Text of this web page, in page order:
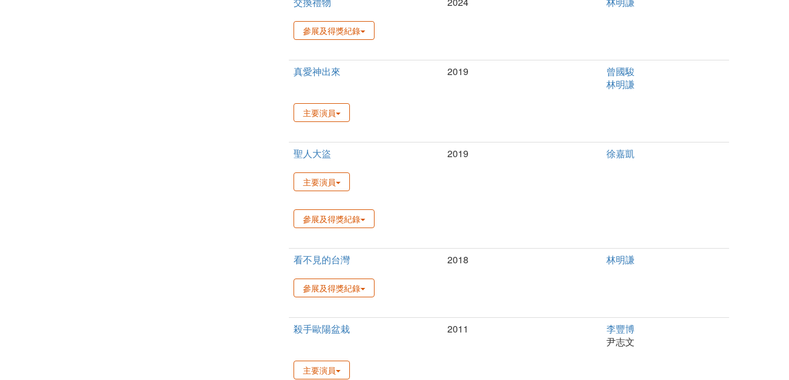
參展及得獎紀錄
真愛神出來 2019
曾國駿
林明謙
主要演員
聖人大盜 2019 徐嘉凱
主要演員
參展及得獎紀錄
看不見的台灣 2018 林明謙
參展及得獎紀錄
殺手歐陽盆栽 2011
李豐博
尹志文
主要演員